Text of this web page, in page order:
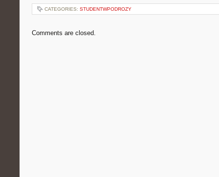
CATEGORIES: STUDENTWPODROZY
Comments are closed.